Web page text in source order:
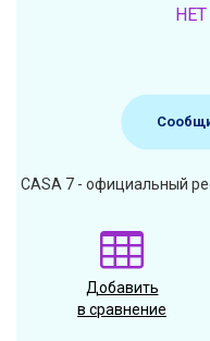
CASA 7 - официальный
Добавить
в сравнение